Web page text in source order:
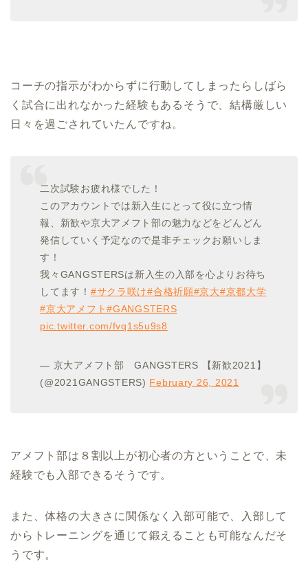
コーチの指示がわからずに行動してしまったらしばら
く試合に出れなかった経験もあるそうで、結構厳しい
日々を過ごされていたんですね。
二次試験お疲れ様でした！
このアカウントでは新入生にとって役に立つ情
報、新歓や京大アメフト部の魅力などをどんどん
発信していく予定なので是非チェックお願いしま
す！
我々GANGSTERSは新入生の入部を心よりお待ち
してます！ #サクラ咲け#合格祈願#京大#京都大学
#京大アメフト#GANGSTERS
pic.twitter.com/fvq1s5u9s8
— 京大アメフト部 GANGSTERS 【新歓2021】
(@2021GANGSTERS) February 26, 2021
アメフト部は８割以上が初心者の方ということで、未
経験でも入部できるそうです。
また、体格の大きさに関係なく入部可能で、入部して
からトレーニングを通じて鍛えることも可能なんだそ
うです。